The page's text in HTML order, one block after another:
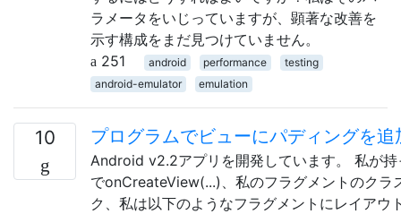
ラメータをいじっていますが、顕著な改善を
示す構成をまだ見つけていません。
251
android performance
testing
android-emulator
emulation
10 プログラムでビューにパディングを追
Android v2.2アプリを開発しています。 私が持
でonCreateView(...)、私のフラグメントのクラ
ク、私は以下のようなフラグメントにレイアウ